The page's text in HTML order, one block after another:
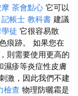
茶會點心 它可以
記帳士 教科書 建議
徒 它很容易散
痕跡。 如果您在
則需要使用更高的
濕疹等炎症性皮膚
激，因此我們不建
檢查 物理防曬霜是